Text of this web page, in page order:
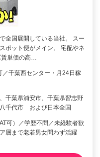
全国展開している当社。 スー
ポット便がメイン。 宅配やネ
賃単価の高…
千葉西センター・月24日稼
千葉県浦安市、千葉県習志野
千代市 および日本全国
可）／学歴不問／未経験者歓
まで老若男女問わず活躍